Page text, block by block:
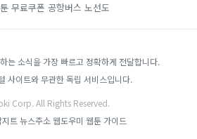
무료쿠폰 공항버스 노선도
는 소식을 가장 빠르고 정확하게 전달합니다.
사이트와 무관한 독립 서비스입니다.
Corp. All Rights Reserved.
지트 뉴스주소웹도우미 웹툰 가이드